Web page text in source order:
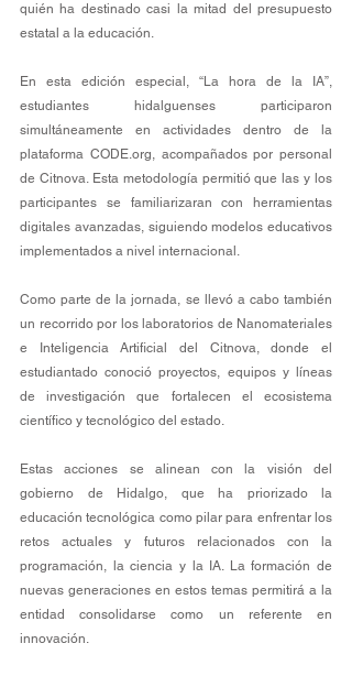
quién ha destinado casi la mitad del presupuesto
estatal a la educación.
En esta edición especial, “La hora de la IA”,
estudiantes hidalguenses participaron
simultáneamente en actividades dentro de la
plataforma CODE.org, acompañados por personal
de Citnova. Esta metodología permitió que las y los
participantes se familiarizaran con herramientas
digitales avanzadas, siguiendo modelos educativos
implementados a nivel internacional.
Como parte de la jornada, se llevó a cabo también
un recorrido por los laboratorios de Nanomateriales
e Inteligencia Artificial del Citnova, donde el
estudiantado conoció proyectos, equipos y líneas
de investigación que fortalecen el ecosistema
científico y tecnológico del estado.
Estas acciones se alinean con la visión del
gobierno de Hidalgo, que ha priorizado la
educación tecnológica como pilar para enfrentar los
retos actuales y futuros relacionados con la
programación, la ciencia y la IA. La formación de
nuevas generaciones en estos temas permitirá a la
entidad consolidarse como un referente en
innovación.